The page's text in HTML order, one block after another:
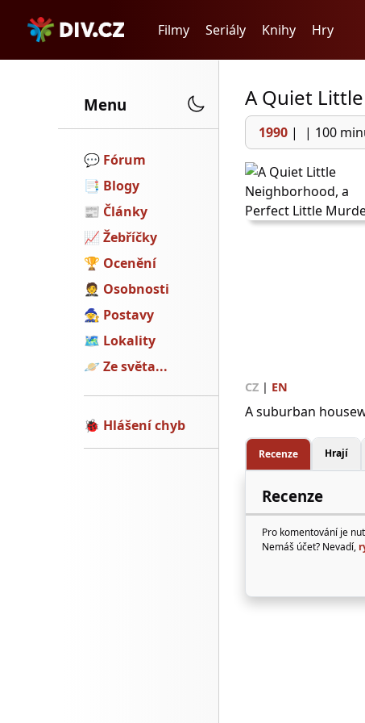
Filmy Seriály Knihy Hry
Menu
💬️ Fórum
📑 Blogy
📰 Články
📈 Žebříčky
🏆 Ocenění
🤵 Osobnosti
🧙 Postavy
🗺 Lokality
🪐 Ze světa...
🐞 Hlášení chyb
A Quiet
1990 | | 100
CZ | EN
A suburban
Recenze Hrají
Recenze
Pro komentování je
Nemáš účet? Nevadí,